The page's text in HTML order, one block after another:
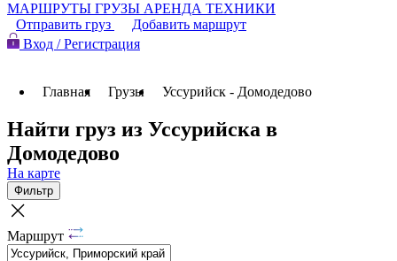
МАРШРУТЫ ГРУЗЫ АРЕНДА ТЕХНИКИ
Отправить груз
Добавить маршрут
Вход / Регистрация
Главная Грузы Уссурийск - Домодедово
Найти груз из Уссурийска в
Домодедово
На карте
Фильтр
Маршрут